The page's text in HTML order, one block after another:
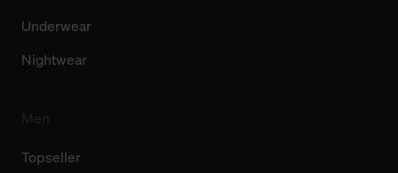
Underwear
Nightwear
Topseller